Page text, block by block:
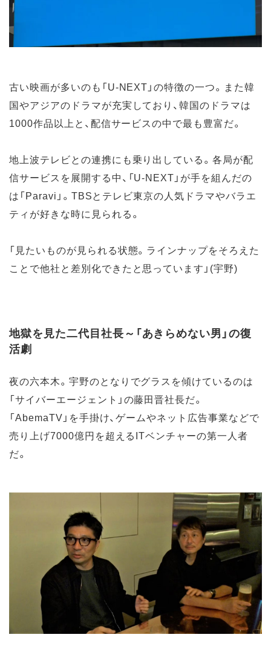
古い映画が多いのも「U-NEXT」の特徴の一つ。また韓
国やアジアのドラマが充実しており、韓国のドラマは
1000作品以上と、配信サービスの中で最も豊富だ。
地上波テレビとの連携にも乗り出している。各局が配
信サービスを展開する中、「U-NEXT」が手を組んだの
は「Paravi」。TBSとテレビ東京の人気ドラマやバラエ
ティが好きな時に見られる。
「見たいものが見られる状態。ラインナップをそろえた
ことで他社と差別化できたと思っています」(宇野)
地獄を見た二代目社長～「あきらめない男」の復
活劇
夜の六本木。宇野のとなりでグラスを傾けているのは
「サイバーエージェント」の藤田晋社長だ。
「AbemaTV」を手掛け、ゲームやネット広告事業などで
売り上げ7000億円を超えるITベンチャーの第一人者
だ。